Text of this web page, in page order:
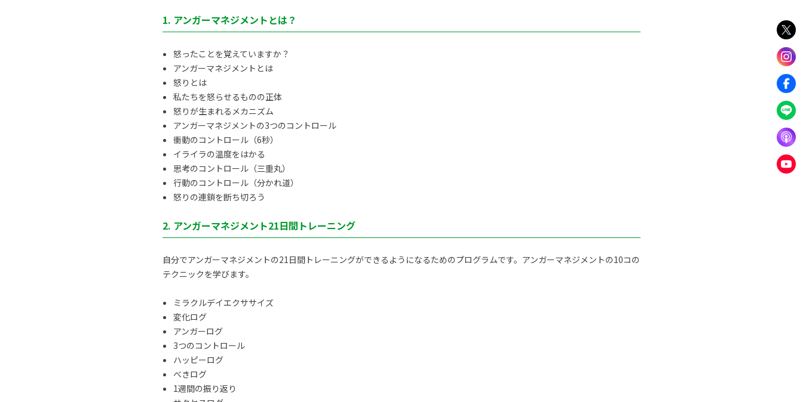
1. アンガーマネジメントとは？
怒ったことを覚えていますか？
アンガーマネジメントとは
怒りとは
私たちを怒らせるものの正体
怒りが生まれるメカニズム
アンガーマネジメントの3つのコントロール
衝動のコントロール（6秒）
イライラの温度をはかる
思考のコントロール（三重丸）
行動のコントロール（分かれ道）
怒りの連鎖を断ち切ろう
2. アンガーマネジメント21日間トレーニング
自分でアンガーマネジメントの21日間トレーニングができるようになるためのプログラムです。アンガーマネジメントの10コの
テクニックを学びます。
ミラクルデイエクササイズ
変化ログ
アンガーログ
3つのコントロール
ハッピーログ
べきログ
1週間の振り返り